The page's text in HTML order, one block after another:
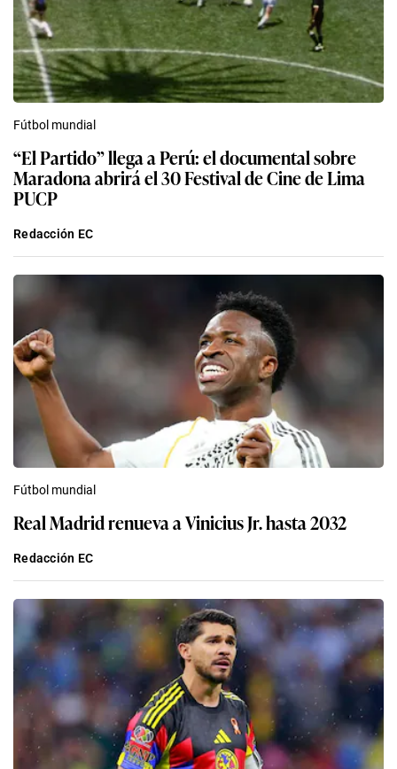
Fútbol mundial
“El Partido” llega a Perú: el documental sobre
Maradona abrirá el 30 Festival de Cine de Lima
PUCP
Redacción EC
Fútbol mundial
Real Madrid renueva a Vinicius Jr. hasta 2032
Redacción EC